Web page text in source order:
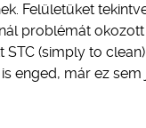
Felületüket
problémát
(simply to
enged, már ez sem